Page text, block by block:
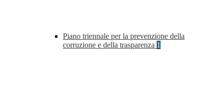
Piano triennale per la prevenzione della
corruzione e della trasparenza 1